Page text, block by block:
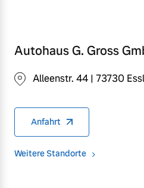
Autohaus G. Gross
Alleenstr. 44 | 73730
Anfahrt
Weitere Standorte